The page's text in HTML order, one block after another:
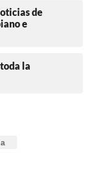
de
e
la